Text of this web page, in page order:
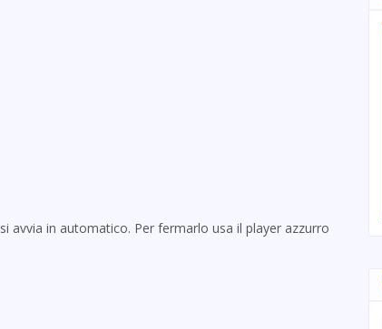
si avvia in automatico. Per fermarlo usa il player azzurro